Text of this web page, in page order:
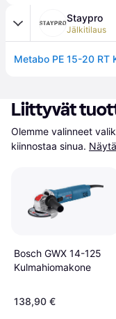
Staypro
Jälkitilaus
Liittyvät
Olemme valinneet
kiinnostaa sinua.
Bosch GWX 14-125
Kulmahiomakone
138,90 €